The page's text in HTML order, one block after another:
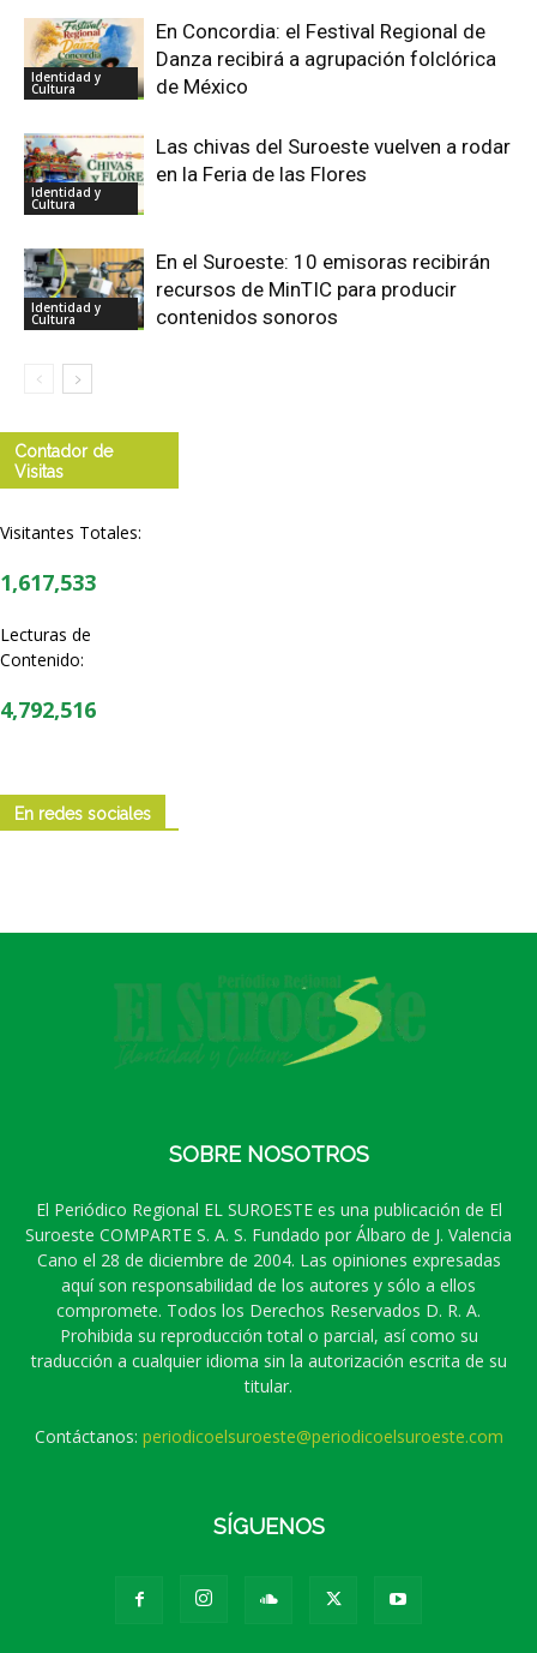
Identidad y
Cultura
En Concordia: el Festival Regional de
Danza recibirá a agrupación folclórica
de México
Identidad y
Cultura
Las chivas del Suroeste vuelven a rodar
en la Feria de las Flores
Identidad y
Cultura
En el Suroeste: 10 emisoras recibirán
recursos de MinTIC para producir
contenidos sonoros
Contador de
Visitas
Visitantes Totales:
1,617,533
Lecturas de
Contenido:
4,792,516
En redes sociales
SOBRE NOSOTROS
El Periódico Regional EL SUROESTE es una publicación de El
Suroeste COMPARTE S. A. S. Fundado por Álbaro de J. Valencia
Cano el 28 de diciembre de 2004. Las opiniones expresadas
aquí son responsabilidad de los autores y sólo a ellos
compromete. Todos los Derechos Reservados D. R. A.
Prohibida su reproducción total o parcial, así como su
traducción a cualquier idioma sin la autorización escrita de su
titular.
Contáctanos: periodicoelsuroeste@periodicoelsuroeste.com
SÍGUENOS